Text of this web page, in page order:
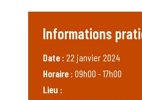
Informations
Date : 22 janvier 2024
Horaire : 09h00 - 17h00
Lieu :